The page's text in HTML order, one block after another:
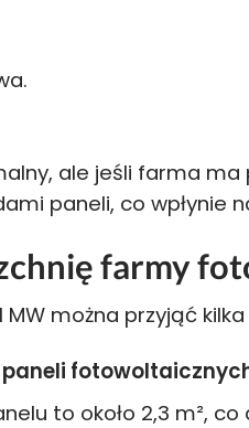
ale jeśli farma
paneli, co wpłynie
farmy
można przyjąć
paneli
to około 2,3 m², co